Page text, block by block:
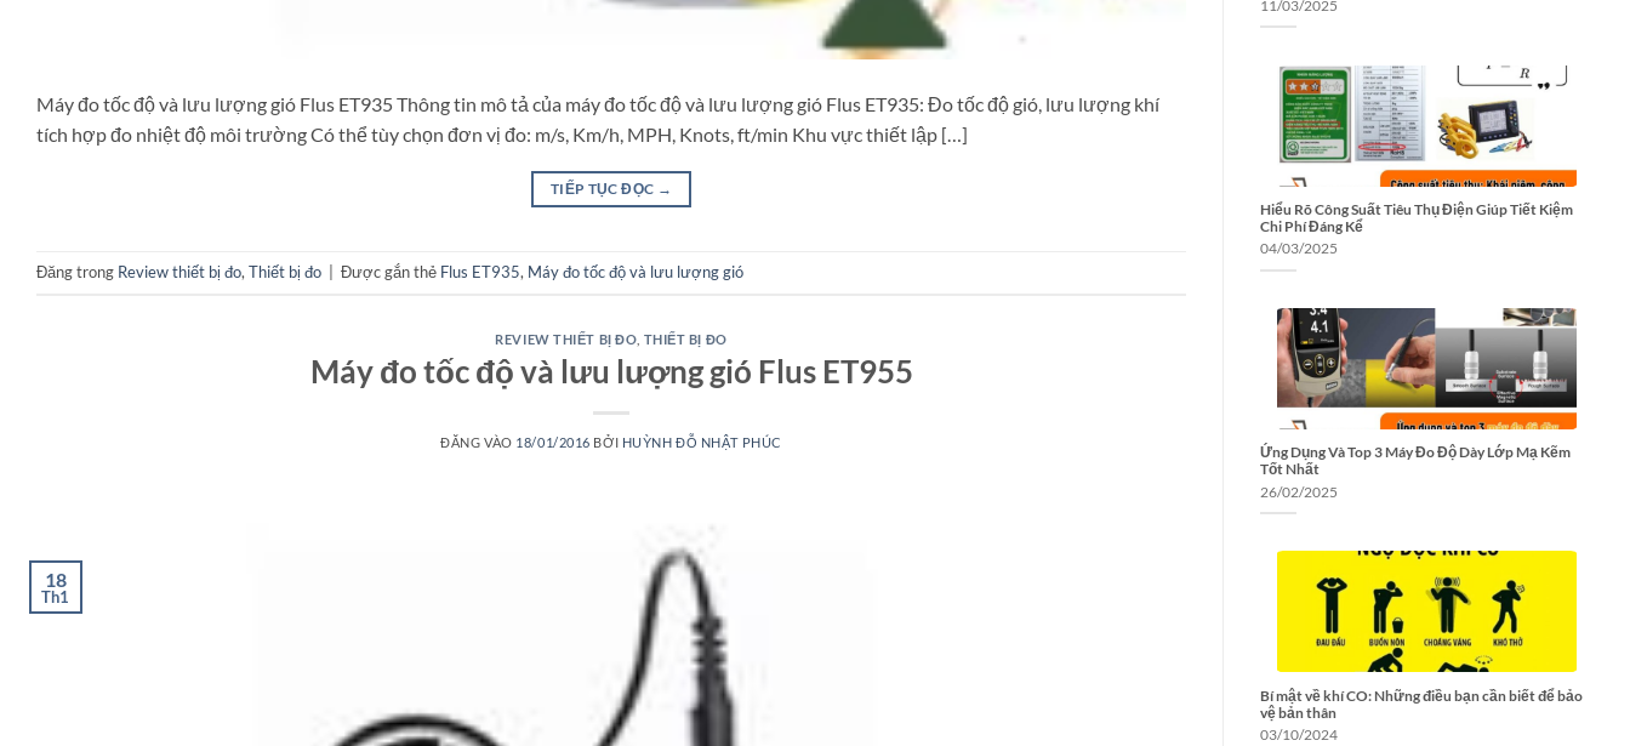
Máy đo tốc độ và lưu lượng gió Flus ET935 Thông tin mô tả của máy đo tốc độ và lưu lượng gió Flus ET935: Đo tốc độ gió, lưu lượng khí
tích hợp đo nhiệt độ môi trường Có thể tùy chọn đơn vị đo: m/s, Km/h, MPH, Knots, ft/min Khu vực thiết lập […]
TIẾP TỤC ĐỌC →
Đăng trong Review thiết bị đo, Thiết bị đo Được gắn thẻ Flus ET935, Máy đo tốc độ và lưu lượng gió
REVIEW THIẾT BỊ ĐO THIẾT BỊ ĐO
Máy đo tốc độ và lưu lượng gió Flus ET955
ĐĂNG VÀO 18/01/2016 BỞI HUỲNH ĐỖ NHẬT PHÚC
18
Th1
11/03/2025
Hiểu Rõ Công Suất Tiêu Thụ Điện Giúp Tiết Kiệm
Chi Phí Đáng Kể
04/03/2025
Ứng Dụng Và Top 3 Máy Đo Độ Dày Lớp Mạ Kẽm
Tốt Nhất
26/02/2025
Bí mật về khí CO: Những điều bạn cần biết để bảo
vệ bản thân
03/10/2024